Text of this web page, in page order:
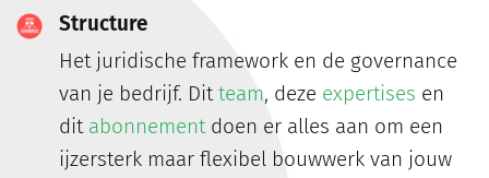
Structure
Het juridische framework en de governance
van je bedrijf. Ditteam, deze expertises en
dit abonnementdoen er alles aan om een
ijzersterk maar flexibel bouwwerk van jouw